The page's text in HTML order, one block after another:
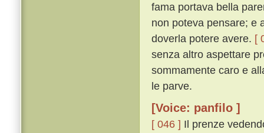
fama portava bella
non poteva pensare; e
doverla potere avere. [
senza altro aspettare
sommamente caro e
le parve.
[Voice: panfilo ]
[ 046 ] Il prenze